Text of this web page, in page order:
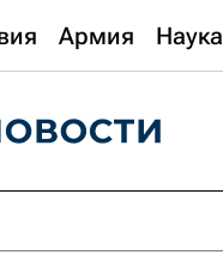
Армия Наука